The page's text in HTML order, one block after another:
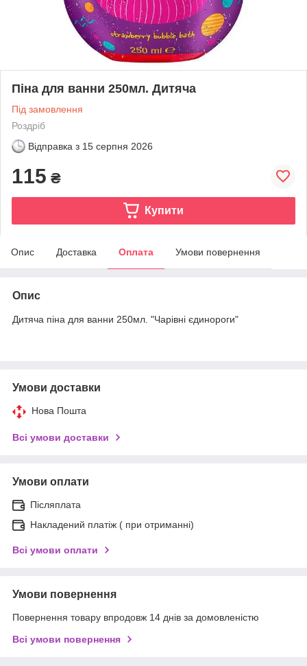
Піна для ванни 250мл. Дитяча
Під замовлення
Роздріб
Відправка з 15 серпня 2026
115 ₴
Купити
Опис Доставка Оплата Умови повернення
Опис
Дитяча піна для ванни 250мл. "Чарівні єдинороги"
Умови доставки
Нова Пошта
Всі умови доставки
Умови оплати
Післяплата
Накладений платіж ( при отриманні)
Всі умови оплати
Умови повернення
Повернення товару впродовж 14 днів за домовленістю
Всі умови повернення